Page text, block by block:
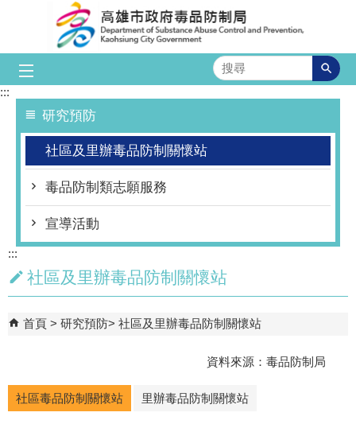
跳到主要內容區塊
搜
尋
:::
研究預防
社區及里辦毒品防制關懷站
毒品防制類志願服務
宣導活動
:::
社區及里辦毒品防制關懷站
首頁 研究預防 社區及里辦毒品防制關懷站
資料來源：毒品防制局
社區毒品防制關懷站 里辦毒品防制關懷站